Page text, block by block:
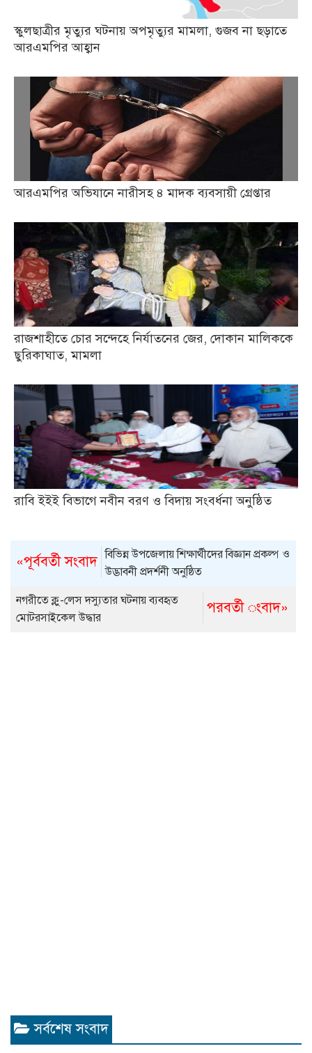
স্কুলছাত্রীর মৃত্যুর ঘটনায় অপমৃত্যুর মামলা, গুজব না ছড়াতে
আরএমপির আহ্বান
আরএমপির অভিযানে নারীসহ ৪ মাদক ব্যবসায়ী গ্রেপ্তার
রাজশাহীতে চোর সন্দেহে নির্যাতনের জের, দোকান মালিককে
ছুরিকাঘাত, মামলা
রাবি ইইই বিভাগে নবীন বরণ ও বিদায় সংবর্ধনা অনুষ্ঠিত
«পূর্ববর্তী সংবাদ বিভিন্ন উপজেলায় শিক্ষার্থীদের বিজ্ঞান প্রকল্প ও
উদ্ভাবনী প্রদর্শনী অনুষ্ঠিত
পরবর্তী ংবাদ»
নগরীতে ক্লু-লেস দস্যুতার ঘটনায় ব্যবহৃত
মোটরসাইকেল উদ্ধার
সর্বশেষ সংবাদ